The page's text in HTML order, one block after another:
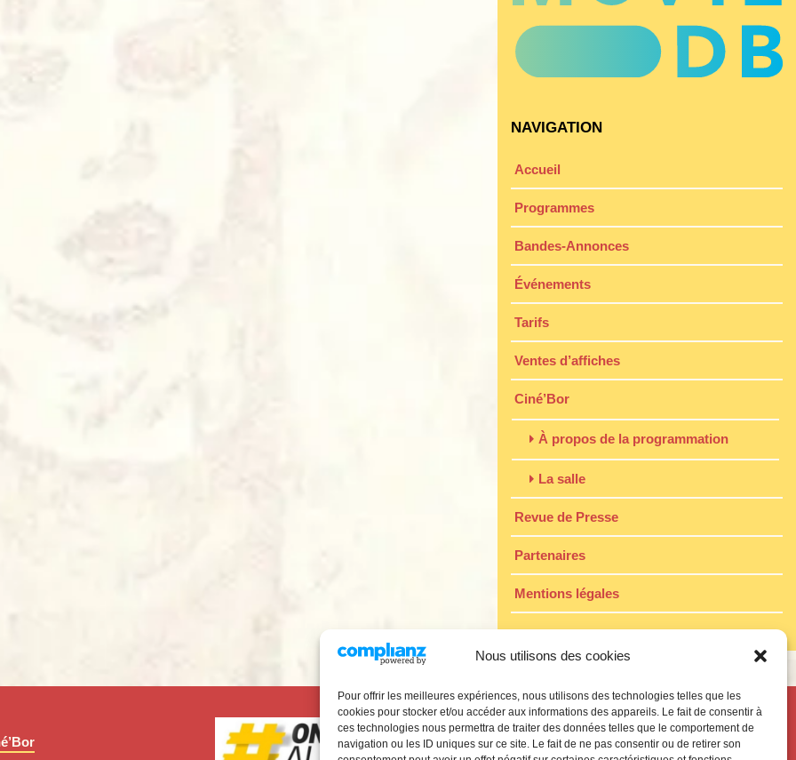
Nous utilisons des cookies
Pour offrir les meilleures expériences, nous utilisons des technologies telles que les
cookies pour stocker et/ou accéder aux informations des appareils. Le fait de consentir à
ces technologies nous permettra de traiter des données telles que le comportement de
navigation ou les ID uniques sur ce site. Le fait de ne pas consentir ou de retirer son
NAVIGATION
Accueil
Programmes
Bandes-Annonces
Événements
Tarifs
Ventes d’affiches
Ciné’Bor
À propos de la programmation
La salle
Revue de Presse
Partenaires
Mentions légales